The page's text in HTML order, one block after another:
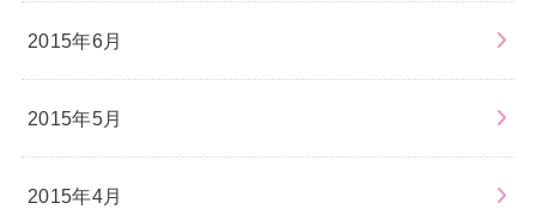
2015年6月
2015年5月
2015年4月